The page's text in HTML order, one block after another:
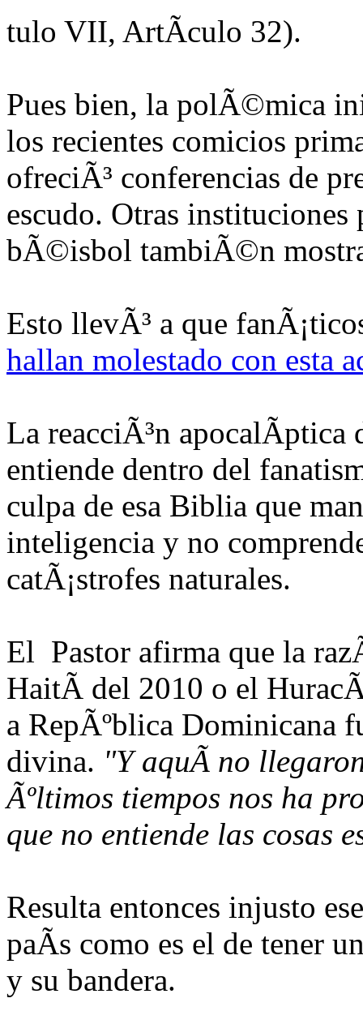
tulo VII, ArtÃ­culo 32).
Pues bien, la polÃ©mica
los recientes comicios
ofreciÃ³ conferencias de
escudo. Otras instituciones
bÃ©isbol tambiÃ©n
Esto llevÃ³ a que
hallan molestado con esta
La reacciÃ³n
entiende dentro del
culpa de esa Biblia que
inteligencia y no
catÃ¡strofes naturales.
El Pastor afirma que la
HaitÃ­ del 2010 o el
a RepÃºblica Dominicana
divina. "Y aquÃ­ no
Ãºltimos tiempos nos ha
que no entiende las cosas
Resulta entonces injusto
paÃ­s como es el de tener
y su bandera.